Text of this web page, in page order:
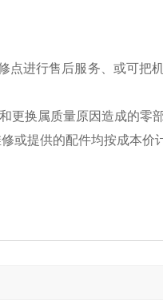
进行售后服务、或可把
更换属质量原因造成的零
或提供的配件均按成本价